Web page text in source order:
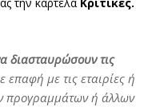
διασταυρώσουν τις
με τις εταιρίες ή
προγραμμάτων ή άλλων